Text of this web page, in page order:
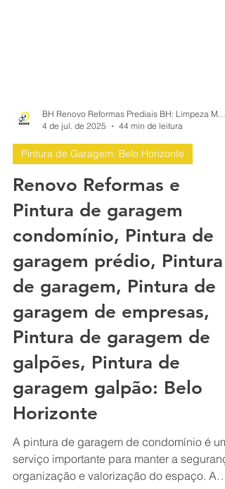
4 de jul. de 2025
44 min de leitura
Pintura de Garagem: Belo Horizonte
Renovo Reformas e
Pintura de garagem
condomínio, Pintura de
garagem prédio, Pintura
de garagem, Pintura de
garagem de empresas,
Pintura de garagem de
galpões, Pintura de
Horizonte
A pintura de garagem de condomínio é um